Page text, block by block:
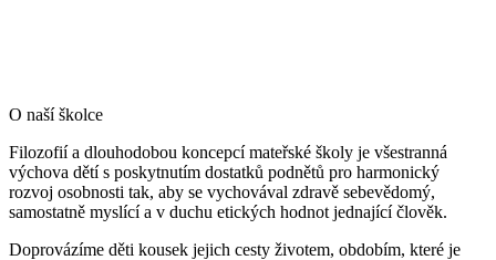
O naší školce
Filozofií a dlouhodobou koncepcí mateřské školy je všestranná
výchova dětí s poskytnutím dostatků podnětů pro harmonický
rozvoj osobnosti tak, aby se vychovával zdravě sebevědomý,
samostatně myslící a v duchu etických hodnot jednající člověk.
Doprovázíme děti kousek jejich cesty životem, obdobím, které je